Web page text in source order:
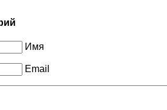
Имя
Email